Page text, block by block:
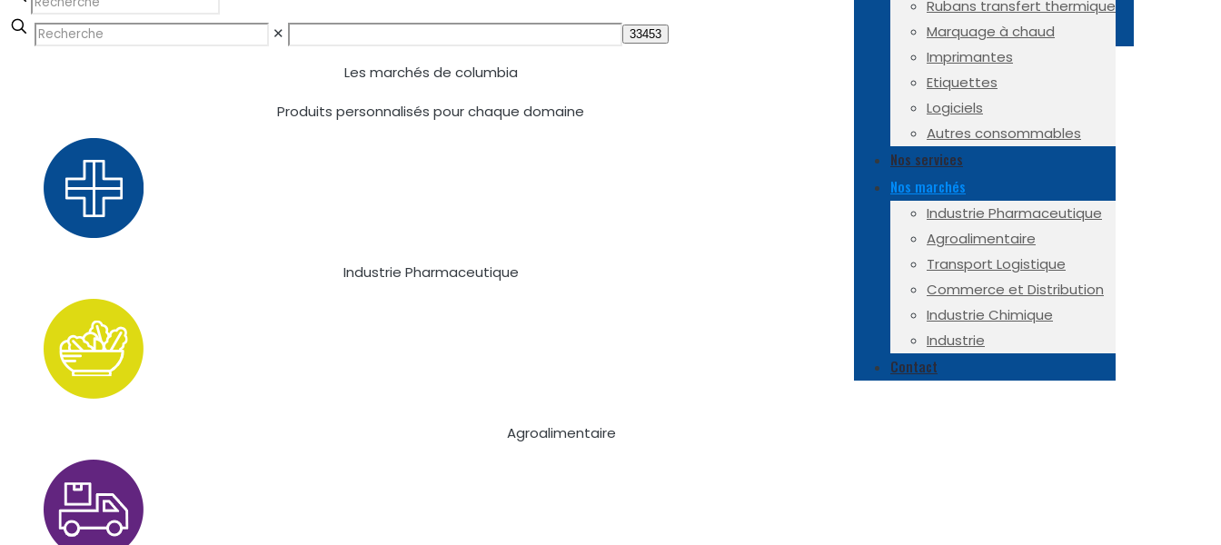
Rubans transfert thermique
Marquage à chaud
Imprimantes
Etiquettes
Logiciels
Autres consommables
Nos services
Nos marchés
Industrie Pharmaceutique
Agroalimentaire
Transport Logistique
Commerce et Distribution
Industrie Chimique
Industrie
Contact
✕
Les marchés de columbia
Produits personnalisés pour chaque domaine
Industrie Pharmaceutique
Agroalimentaire